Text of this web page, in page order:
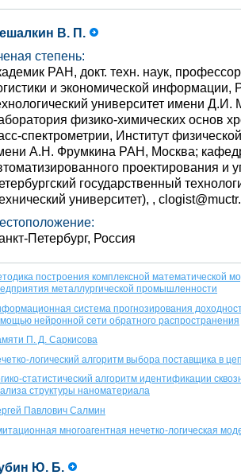
В. П.
степень:
РАН, докт. техн. наук,
и экономической информации,
университет имени
физико-химических основ
спектрометрии, Институт
А.Н. Фрумкина РАН, Москва;
проектирования и
государственный
университет), ,
Петербург, Россия
построения комплексной математической
металлургической промышленности
система прогнозирования
нейронной сети обратного распространения
П. Д. Саркисова
логический алгоритм выбора поставщика в
статистический алгоритм идентификации
структуры наноматериала
Павлович Салмин
многоагентная нечетко-логическая
Ю. Б.